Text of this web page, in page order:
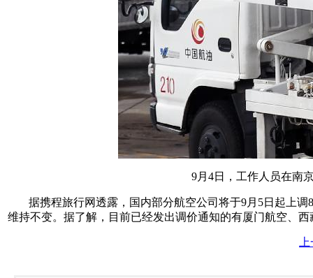
9月4日，工作人员在南京
据携程旅行网透露，国内部分航空公司将于9月5日起上
维持不变。据了解，目前已经发出调价通知的有厦门航空、